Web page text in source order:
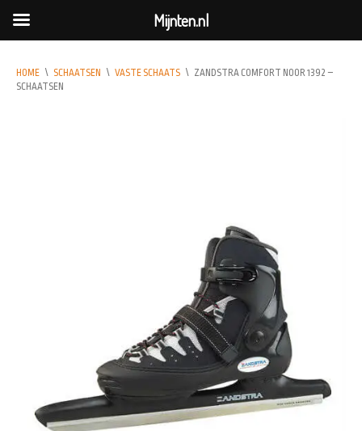
HOME \ SCHAATSEN \ VASTE SCHAATS \ ZANDSTRA COMFORT NOOR 1392 –
SCHAATSEN
Mijnten.nl